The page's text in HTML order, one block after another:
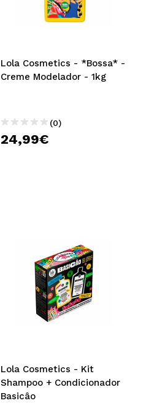
Lola Cosmetics - *Bossa* -
Creme Modelador - 1kg
(0)
24,99€
Lola Cosmetics - Kit
Shampoo + Condicionador
Basicâo